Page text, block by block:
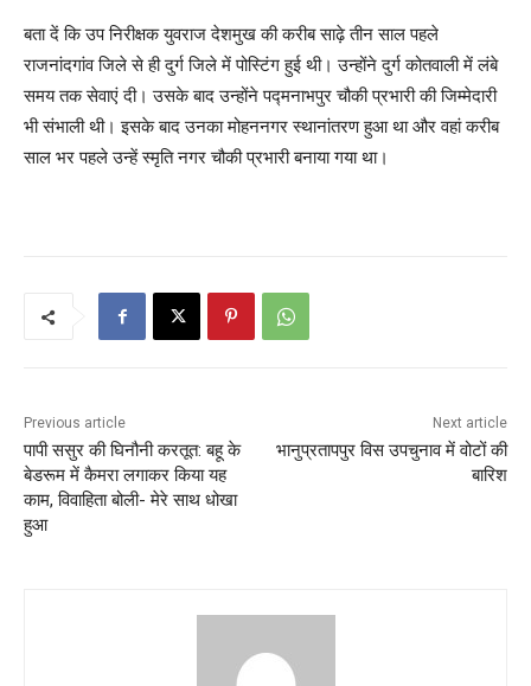
बता दें कि उप निरीक्षक युवराज देशमुख की करीब साढ़े तीन साल पहले
राजनांदगांव जिले से ही दुर्ग जिले में पोस्टिंग हुई थी। उन्होंने दुर्ग कोतवाली में लंबे
समय तक सेवाएं दी। उसके बाद उन्होंने पद्मनाभपुर चौकी प्रभारी की जिम्मेदारी
भी संभाली थी। इसके बाद उनका मोहननगर स्थानांतरण हुआ था और वहां करीब
साल भर पहले उन्हें स्मृति नगर चौकी प्रभारी बनाया गया था।
Previous article
पापी ससुर की घिनौनी करतूत: बहू के
बेडरूम में कैमरा लगाकर किया यह
काम, विवाहिता बोली- मेरे साथ धोखा
हुआ
Next article
भानुप्रतापपुर विस उपचुनाव में वोटों की
बारिश